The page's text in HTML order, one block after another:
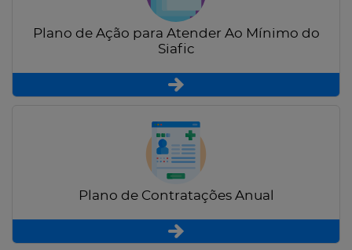
Plano de Ação para Atender Ao Mínimo do
Siafic
Plano de Contratações Anual